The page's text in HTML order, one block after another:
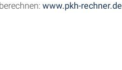
www.pkh-rechner.de